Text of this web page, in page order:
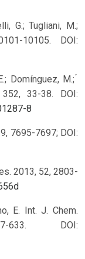
G.; Tugliani, M.;
10105. DOI:
Domínguez, M.;
33-38. DOI:
8
7695-7697; DOI:
2013, 52, 2803-
E. Int. J. Chem.
DOI: